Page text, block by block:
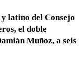
latino del Consejo
el doble
Muñoz, a seis